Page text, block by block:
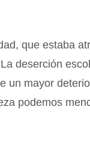
que estaba
deserción
un mayor
podemos